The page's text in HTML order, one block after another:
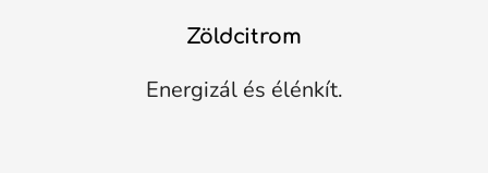
Zöldcitrom
Energizál és élénkít.